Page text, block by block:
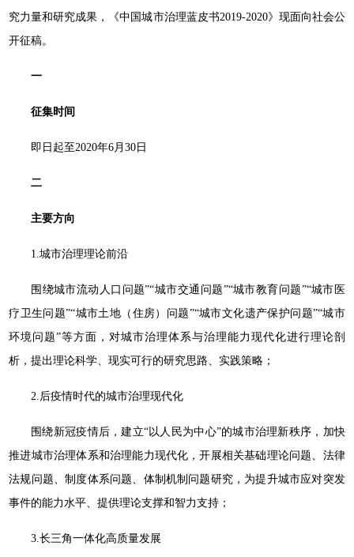
究力量和研究成果，《中国城市治理蓝皮书2019-2020》现面向社会公
开征稿。
一
征集时间
即日起至2020年6月30日
二
主要方向
1.城市治理理论前沿
围绕城市流动人口问题”“城市交通问题”“城市教育问题”“城市医
疗卫生问题”“城市土地（住房）问题”“城市文化遗产保护问题”“城市
环境问题”等方面，对城市治理体系与治理能力现代化进行理论剖
析，提出理论科学、现实可行的研究思路、实践策略；
2.后疫情时代的城市治理现代化
围绕新冠疫情后，建立“以人民为中心”的城市治理新秩序，加快
推进城市治理体系和治理能力现代化，开展相关基础理论问题、法律
法规问题、制度体系问题、体制机制问题研究，为提升城市应对突发
事件的能力水平、提供理论支撑和智力支持；
3.长三角一体化高质量发展